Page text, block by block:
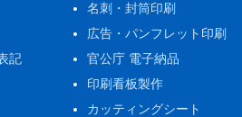
記
名刺・封筒印刷
広告・パンフレット印刷
官公庁 電子納品
印刷看板製作
カッティングシート